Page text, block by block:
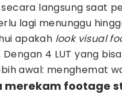
langsung saat
lagi menunggu
apakah look visual
4 LUT yang
awal: menghemat
merekam footage